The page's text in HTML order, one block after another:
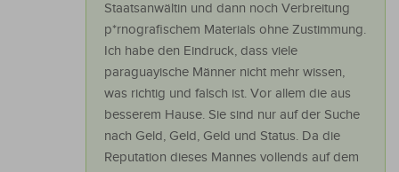
Staatsanwältin und dann noch Verbreitung
p*rnografischem Materials ohne Zustimmung.
Ich habe den Eindruck, dass viele
paraguayische Männer nicht mehr wissen,
was richtig und falsch ist. Vor allem die aus
besserem Hause. Sie sind nur auf der Suche
nach Geld, Geld, Geld und Status. Da die
Reputation dieses Mannes vollends auf dem